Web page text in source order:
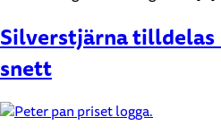
Silverstjärna tilldelas
snett